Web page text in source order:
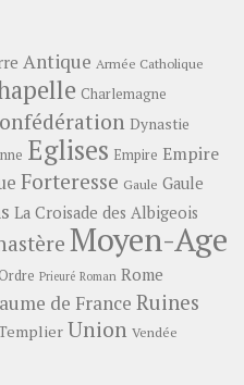
Antique Armée Catholique
Charlemagne
Dynastie
Eglises Empire Empire
Forteresse Gaule Gaule
La Croisade des Albigeois
Moyen-Age
Ordre Prieuré Roman Rome
de France Ruines
Union Vendée